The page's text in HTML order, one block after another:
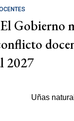
Gobierno
2027